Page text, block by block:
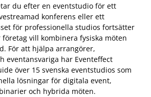
du efter en eventstudio för ett
konferens eller ett
för professionella studios fortsätter
vill kombinera fysiska möten
För att hjälpa arrangörer,
eventansvariga har Eventeffect
över 15 svenska eventstudios som
lösningar för digitala event,
och hybrida möten.